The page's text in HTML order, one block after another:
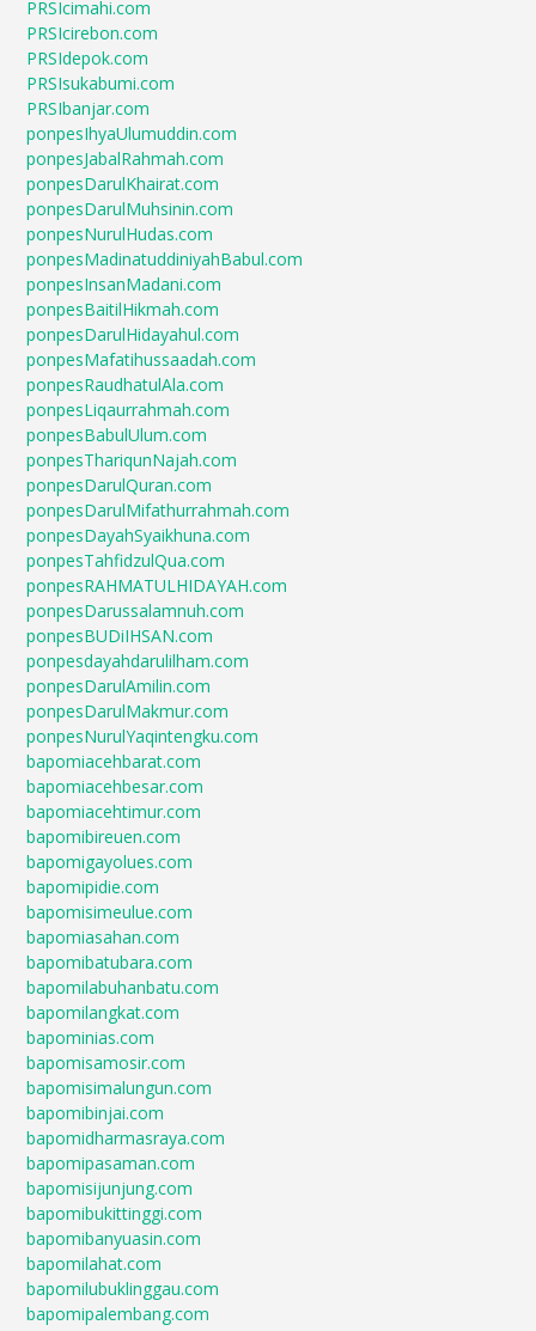
PRSIcimahi.com
PRSIcirebon.com
PRSIdepok.com
PRSIsukabumi.com
PRSIbanjar.com
ponpesIhyaUlumuddin.com
ponpesJabalRahmah.com
ponpesDarulKhairat.com
ponpesDarulMuhsinin.com
ponpesNurulHudas.com
ponpesMadinatuddiniyahBabul.com
ponpesInsanMadani.com
ponpesBaitilHikmah.com
ponpesDarulHidayahul.com
ponpesMafatihussaadah.com
ponpesRaudhatulAla.com
ponpesLiqaurrahmah.com
ponpesBabulUlum.com
ponpesThariqunNajah.com
ponpesDarulQuran.com
ponpesDarulMifathurrahmah.com
ponpesDayahSyaikhuna.com
ponpesTahfidzulQua.com
ponpesRAHMATULHIDAYAH.com
ponpesDarussalamnuh.com
ponpesBUDiIHSAN.com
ponpesdayahdarulilham.com
ponpesDarulAmilin.com
ponpesDarulMakmur.com
ponpesNurulYaqintengku.com
bapomiacehbarat.com
bapomiacehbesar.com
bapomiacehtimur.com
bapomibireuen.com
bapomigayolues.com
bapomipidie.com
bapomisimeulue.com
bapomiasahan.com
bapomibatubara.com
bapomilabuhanbatu.com
bapomilangkat.com
bapominias.com
bapomisamosir.com
bapomisimalungun.com
bapomibinjai.com
bapomidharmasraya.com
bapomipasaman.com
bapomisijunjung.com
bapomibukittinggi.com
bapomibanyuasin.com
bapomilahat.com
bapomilubuklinggau.com
bapomipalembang.com